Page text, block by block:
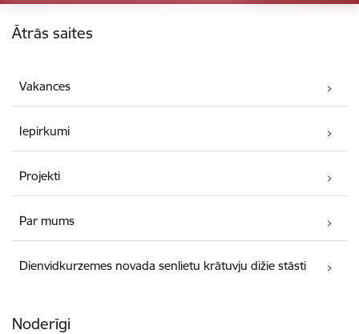
Ātrās saites
Vakances
Iepirkumi
Projekti
Par mums
Dienvidkurzemes novada senlietu krātuvju dižie stāsti
Noderīgi